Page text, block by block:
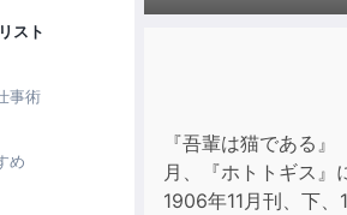
スト
事術
め
『吾輩は猫である
月、『ホトトギス』
1906年11月刊、下、